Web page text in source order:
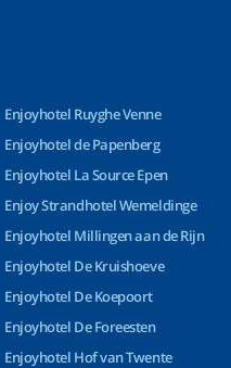
Enjoyhotel Ruyghe Venne
Enjoyhotel de Papenberg
Enjoyhotel La Source Epen
Enjoy Strandhotel Wemeldinge
Enjoyhotel Millingen aan de Rijn
Enjoyhotel De Kruishoeve
Enjoyhotel De Koepoort
Enjoyhotel De Foreesten
Enjoyhotel Hof van Twente